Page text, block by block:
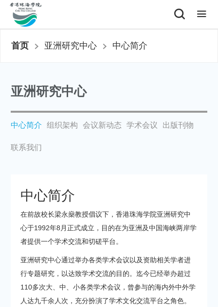
首页 亚洲研究中心 中心简介
亚洲研究中心
中心简介 组织架构 会议新动态 学术会议 出版刊物
联系我们
中心简介
在前故校长梁永燊教授倡议下，香港珠海学院亚洲研究中
心于1992年8月正式成立，目的在为亚洲及中国海峡两岸学
者提供一个学术交流和切磋平台。
亚洲研究中心通过举办各类学术会议以及资助相关学者进
行专题研究，以达致学术交流的目的。迄今已经举办超过
110多次大、中、小各类学术会议，曾参与的海内外中外学
人达九千余人次，充分扮演了学术文化交流平台之角色。